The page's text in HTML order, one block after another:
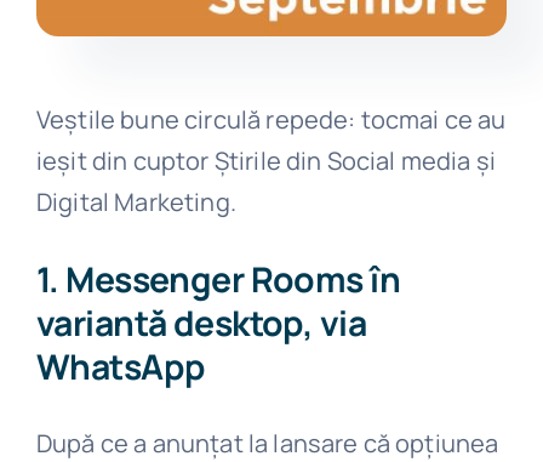
Veștile bune circulă repede: tocmai ce au
ieșit din cuptor Știrile din Social media și
Digital Marketing.
1. Messenger Rooms în
variantă desktop, via
WhatsApp
După ce a anunțat la lansare că opțiunea